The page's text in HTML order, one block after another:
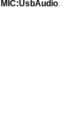
MIC:UsbAudio.